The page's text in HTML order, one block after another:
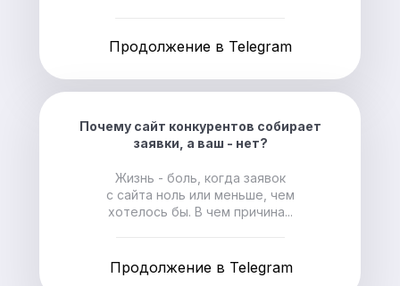
Продолжение в Telegram
Почему сайт конкурентов собирает
заявки, а ваш - нет?
Жизнь - боль, когда заявок
с сайта ноль или меньше, чем
хотелось бы. В чем причина...
Продолжение в Telegram